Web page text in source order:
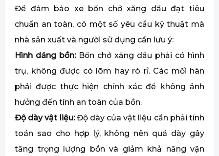
Để đảm bảo xe bồn chở xăng dầu đạt tiêu
chuẩn an toàn, có một số yêu cầu kỹ thuật mà
nhà sản xuất và người sử dụng cần lưu ý:
Hình dáng bồn:Bồn chở xăng dầu phải có hình
trụ, không được có lõm hay rò rỉ. Các mối hàn
phải được thực hiện chính xác để không ảnh
hưởng đến tính an toàn của bồn.
Độ dày vật liệu:Độ dày của vật liệu cần phải tính
toán sao cho hợp lý, không nên quá dày gây
tăng trọng lượng bồn và giảm khả năng vận